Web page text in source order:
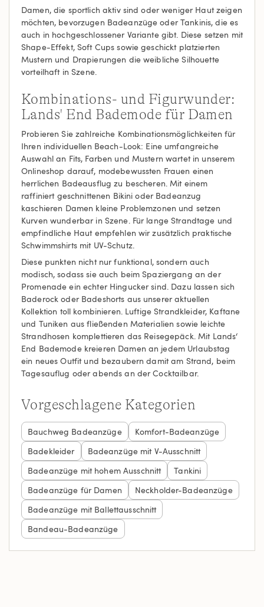
Damen, die sportlich aktiv sind oder weniger Haut zeigen
möchten, bevorzugen Badeanzüge oder Tankinis, die es
auch in hochgeschlossener Variante gibt. Diese setzen mit
Shape-Effekt, Soft Cups sowie geschickt platzierten
Mustern und Drapierungen die weibliche Silhouette
vorteilhaft in Szene.
Kombinations- und Figurwunder:
Lands' End Bademode für Damen
Probieren Sie zahlreiche Kombinationsmöglichkeiten für
Ihren individuellen Beach-Look: Eine umfangreiche
Auswahl an Fits, Farben und Mustern wartet in unserem
Onlineshop darauf, modebewussten Frauen einen
herrlichen Badeausflug zu bescheren. Mit einem
raffiniert geschnittenen Bikini oder Badeanzug
kaschieren Damen kleine Problemzonen und setzen
Kurven wunderbar in Szene. Für lange Strandtage und
empfindliche Haut empfehlen wir zusätzlich praktische
Schwimmshirts mit UV-Schutz.
Diese punkten nicht nur funktional, sondern auch
modisch, sodass sie auch beim Spaziergang an der
Promenade ein echter Hingucker sind. Dazu lassen sich
Baderock oder Badeshorts aus unserer aktuellen
Kollektion toll kombinieren. Luftige Strandkleider, Kaftane
und Tuniken aus fließenden Materialien sowie leichte
Strandhosen komplettieren das Reisegepäck. Mit Lands‘
End Bademode kreieren Damen an jedem Urlaubstag
ein neues Outfit und bezaubern damit am Strand, beim
Tagesauflug oder abends an der Cocktailbar.
Vorgeschlagene Kategorien
Bauchweg Badeanzüge
Komfort-Badeanzüge
Badekleider
Badeanzüge mit V-Ausschnitt
Badeanzüge mit hohem Ausschnitt
Tankini
Badeanzüge für Damen
Neckholder-Badeanzüge
Badeanzüge mit Ballettausschnitt
Bandeau-Badeanzüge